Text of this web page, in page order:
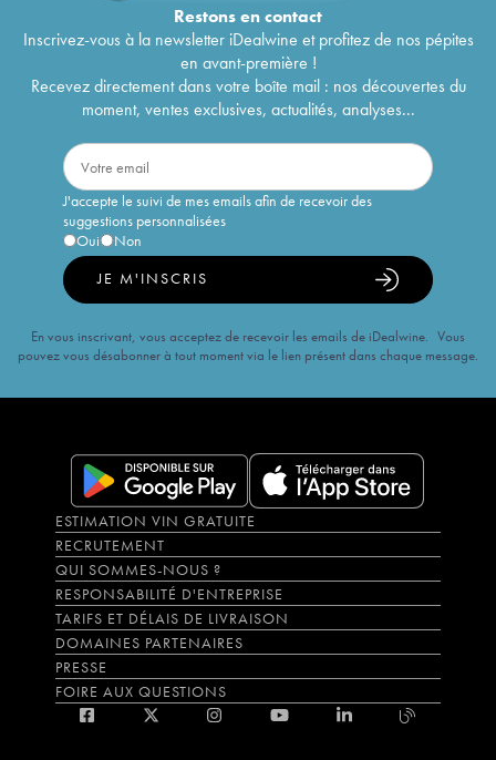
Restons encontact
Inscrivez-vous à la newsletter iDealwine et profitez de nos pépites
en avant-première !
Recevez directement dans votre boîte mail : nos découvertes du
moment, ventes exclusives, actualités, analyses...
J'accepte le suivi de mes emails afin de recevoir des
suggestions personnalisées
Oui
Non
JE M'INSCRIS
En vous inscrivant, vous acceptez de recevoir les emails de iDealwine. Vous
pouvez vous désabonner à tout moment via le lien présent dans chaque message.
ESTIMATION VIN GRATUITE
RECRUTEMENT
QUI SOMMES-NOUS ?
RESPONSABILITÉ D'ENTREPRISE
TARIFS ET DÉLAIS DE LIVRAISON
DOMAINES PARTENAIRES
PRESSE
FOIRE AUX QUESTIONS